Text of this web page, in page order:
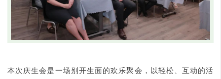
本次庆生会是一场别开生面的欢乐聚会，以轻松、互动的活